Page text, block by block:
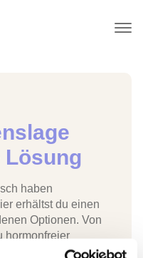
Lösung
haben
erhältst du einen
Optionen. Von
hormonfreier
Techniken: Wir